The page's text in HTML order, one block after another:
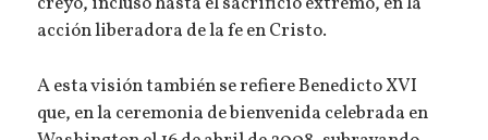
acción liberadora de la fe en Cristo.
A esta visión también se refiere Benedicto XVI
que, en la ceremonia de bienvenida celebrada en